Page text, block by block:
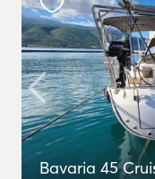
Bavaria 45